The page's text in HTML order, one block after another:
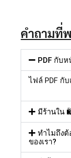
คำถามที่
PDF กับ
ไฟล์ PDF กับ
มีร้านใน
ทำไมถึง
ของเรา?